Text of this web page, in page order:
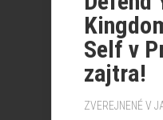
Self v
zajtra!
ZVEREJNENÉ V